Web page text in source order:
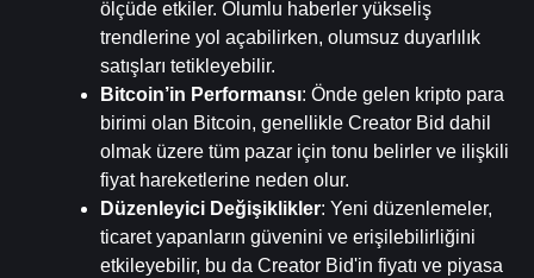
ölçüde etkiler. Olumlu haberler yükseliş
trendlerine yol açabilirken, olumsuz duyarlılık
satışları tetikleyebilir.
Bitcoin’in Performansı: Önde gelen kripto para
birimi olan Bitcoin, genellikle Creator Bid dahil
olmak üzere tüm pazar için tonu belirler ve ilişkili
fiyat hareketlerine neden olur.
Düzenleyici Değişiklikler: Yeni düzenlemeler,
ticaret yapanların güvenini ve erişilebilirliğini
etkileyebilir, bu da Creator Bid'in fiyatı ve piyasa